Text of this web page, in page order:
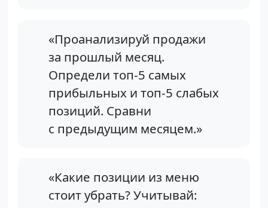
«Проанализируй продажи
за прошлый месяц.
Определи топ-5 самых
прибыльных и топ-5 слабых
позиций. Сравни
с предыдущим месяцем.»
«Какие позиции из меню
стоит убрать? Учитывай: